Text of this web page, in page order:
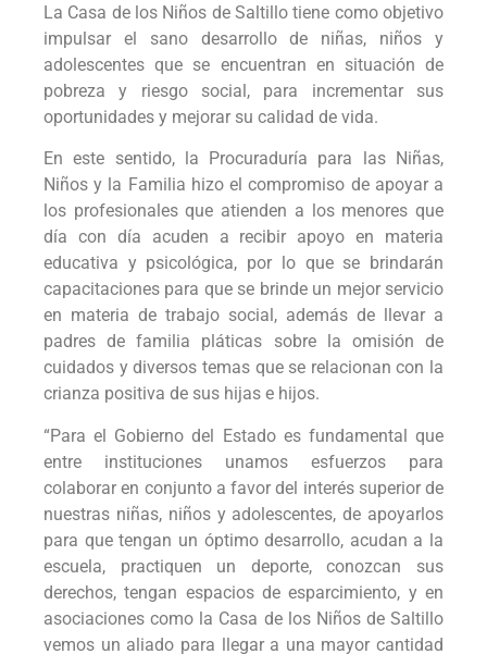
La Casa de los Niños de Saltillo tiene como objetivo
impulsar el sano desarrollo de niñas, niños y
adolescentes que se encuentran en situación de
pobreza y riesgo social, para incrementar sus
oportunidades y mejorar su calidad de vida.
En este sentido, la Procuraduría para las Niñas,
Niños y la Familia hizo el compromiso de apoyar a
los profesionales que atienden a los menores que
día con día acuden a recibir apoyo en materia
educativa y psicológica, por lo que se brindarán
capacitaciones para que se brinde un mejor servicio
en materia de trabajo social, además de llevar a
padres de familia pláticas sobre la omisión de
cuidados y diversos temas que se relacionan con la
crianza positiva de sus hijas e hijos.
“Para el Gobierno del Estado es fundamental que
entre instituciones unamos esfuerzos para
colaborar en conjunto a favor del interés superior de
nuestras niñas, niños y adolescentes, de apoyarlos
para que tengan un óptimo desarrollo, acudan a la
escuela, practiquen un deporte, conozcan sus
derechos, tengan espacios de esparcimiento, y en
asociaciones como la Casa de los Niños de Saltillo
vemos un aliado para llegar a una mayor cantidad